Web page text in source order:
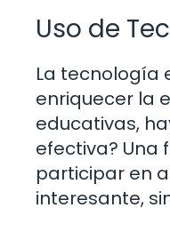
Uso de
La tecnología
enriquecer la
educativas,
efectiva? Una
participar en
interesante,